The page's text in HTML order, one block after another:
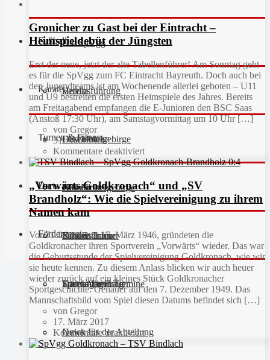
Die SpVgg
Vereinsführung
Geschichte
Fan-Artikel
Partner
Sportanlagen
Hefdla
Downloads
Galerie
Fußball
FC Fichtelgebirge
JFG Fichtelgebirge
Schiedsrichter
Karate
Aktuell
Unsere Trainer
Training und Termine
Turnen & Fitness
Kinderturnen
Fitness für Frauen
Quick Fit
Darts
Darts-Abteilung
News aus der Abteilung
Förderverein
Gronicher zu Gast bei der Eintracht –
Heimspieldebüt der Jüngsten
Erst der neue, jetzt der alte Tabellenführer! Am Sonntag geht
es für die SpVgg zum FC Eintracht Bayreuth. Doch auch bei
den Jugendteams ist am Wochenende allerlei geboten – U11
und U9 bestreiten die ersten Heimspiele des Jahres. Bereits
am Freitagabend empfangen die E-Junioren den BSC Saas
(Anstoß 17:30 Uhr), am Samstagvormittag um 10 Uhr […]
von Gregor
31. März 2017
Kommentare deaktiviert
„Vorwärts Goldkronach“ und „SV
Brandholz“: Wie die Spielvereinigung zu ihrem
Namen kam
Vor 71 Jahren, am 17. März 1946, gründeten die
Goldkronacher ihren Sportverein „Vorwärts“ wieder. Das war
die Geburtsstunde der Spielvereinigung Goldkronach, wie wir
sie heute kennen. Zu diesem Anlass blicken wir auch heuer
wieder zurück auf ein kleines Stück Goldkronacher
Sportgeschichte: Genauer auf den 7. Dezember 1949. Das
Mannschaftsbild vom Spiel diesen Datums befindet sich […]
von Gregor
17. März 2017
Kommentare deaktiviert